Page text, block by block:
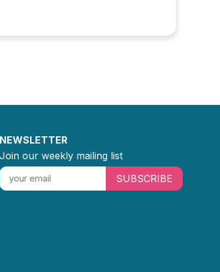
NEWSLETTER
Join our weekly mailing list
SUBSCRIBE